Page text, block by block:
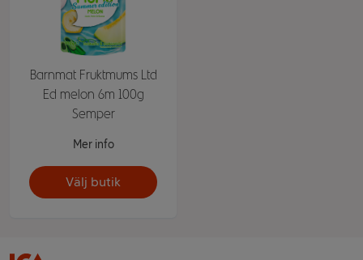
Barnmat Fruktmums Ltd
Ed melon 6m 100g
Semper
Mer info
Välj butik